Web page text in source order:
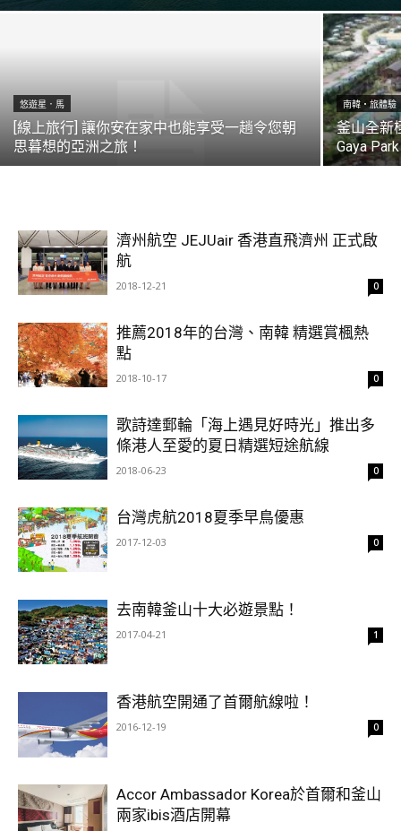
悠遊星．馬
[線上旅行] 讓你安在家中也能享受一趟令您朝
思暮想的亞洲之旅！
南韓・旅體驗
釜山全新
Gaya Park
濟州航空 JEJUair 香港直飛濟州 正式啟
航
2018-12-21 0
推薦2018年的台灣、南韓 精選賞楓熱
點
2018-10-17 0
歌詩達郵輪「海上遇見好時光」推出多
條港人至愛的夏日精選短途航線
2018-06-23 0
台灣虎航2018夏季早鳥優惠
2017-12-03 0
去南韓釜山十大必遊景點！
2017-04-21 1
香港航空開通了首爾航線啦！
2016-12-19 0
Accor Ambassador Korea於首爾和釜山
兩家ibis酒店開幕